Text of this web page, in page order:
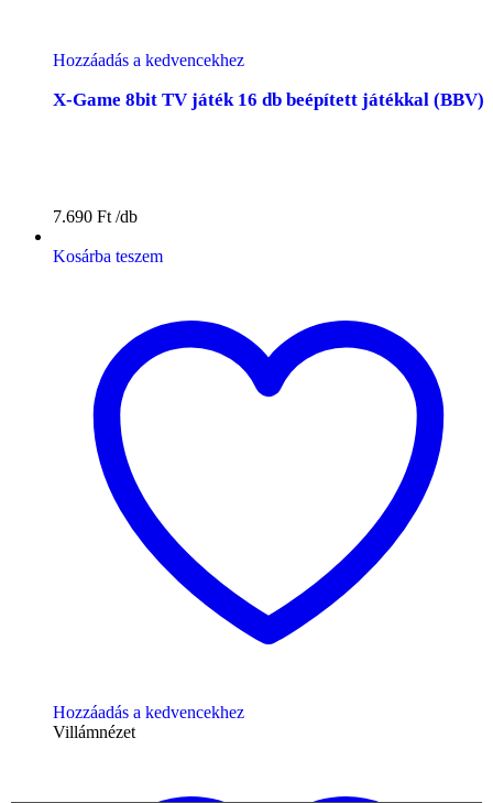
Hozzáadás a kedvencekhez
X-Game 8bit TV játék 16 db beépített játékkal (BBV)
7.690 Ft
Kosárba teszem
Hozzáadás a kedvencekhez
Villámnézet